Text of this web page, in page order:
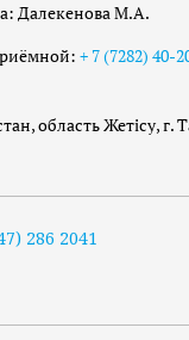
Далекенова М.А.
+ 7 (7282) 40-
область Жетісу, г.
286 2041